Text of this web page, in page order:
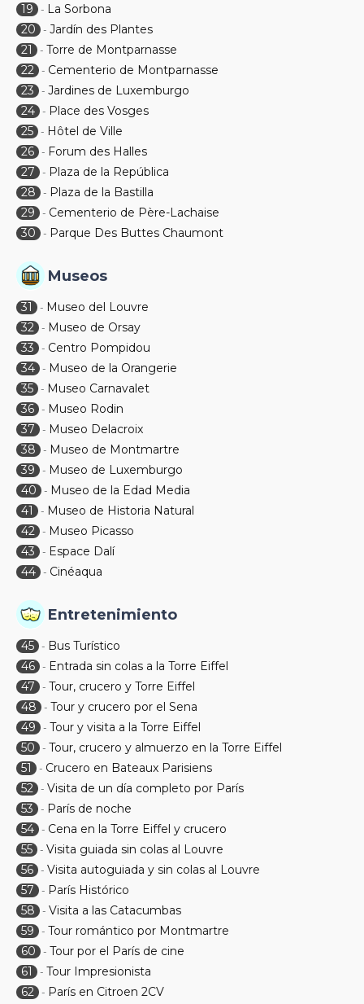
19
- La Sorbona
20
- Jardín des Plantes
21
- Torre de Montparnasse
22 - Cementerio de Montparnasse
23
- Jardines de Luxemburgo
24 - Place des Vosges
25 - Hôtel de Ville
26 - Forum des Halles
27
- Plaza de la República
28
- Plaza de la Bastilla
29
- Cementerio de Père-Lachaise
30
- Parque Des Buttes Chaumont
Museos
31 - Museo del Louvre
32 - Museo de Orsay
33
- Centro Pompidou
34 - Museo de la Orangerie
35 - Museo Carnavalet
36 - Museo Rodin
37
- Museo Delacroix
38
- Museo de Montmartre
39
- Museo de Luxemburgo
40
- Museo de la Edad Media
41
- Museo de Historia Natural
42 - Museo Picasso
43
- Espace Dalí
44 - Cinéaqua
Entretenimiento
45 - Bus Turístico
46 - Entrada sin colas a la Torre Eiffel
47
- Tour, crucero y Torre Eiffel
48
- Tour y crucero por el Sena
49
- Tour y visita a la Torre Eiffel
50
- Tour, crucero y almuerzo en la Torre Eiffel
51
- Crucero en Bateaux Parisiens
52 - Visita de un día completo por París
53
- París de noche
54 - Cena en la Torre Eiffel y crucero
55 - Visita guiada sin colas al Louvre
56 - Visita autoguiada y sin colas al Louvre
57
- París Histórico
58
- Visita a las Catacumbas
59
- Tour romántico por Montmartre
60
- Tour por el París de cine
61
- Tour Impresionista
62 - París en Citroen 2CV